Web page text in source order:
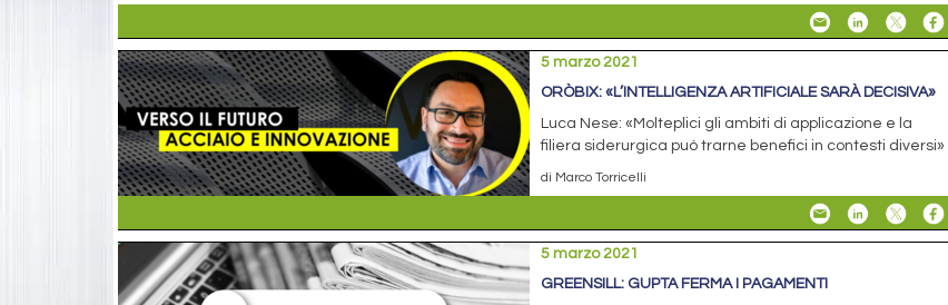
5 marzo 2021
ORÒBIX: «L’INTELLIGENZA ARTIFICIALE SARÀ DECISIVA»
Luca Nese: «Molteplici gli ambiti di applicazione e la
filiera siderurgica può trarne benefici in contesti diversi»
di Marco Torricelli
5 marzo 2021
GREENSILL: GUPTA FERMA I PAGAMENTI